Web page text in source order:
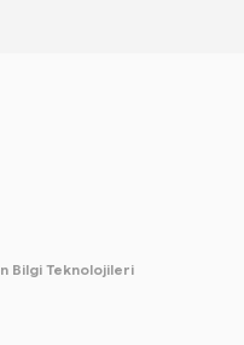
Bilgi Teknolojileri